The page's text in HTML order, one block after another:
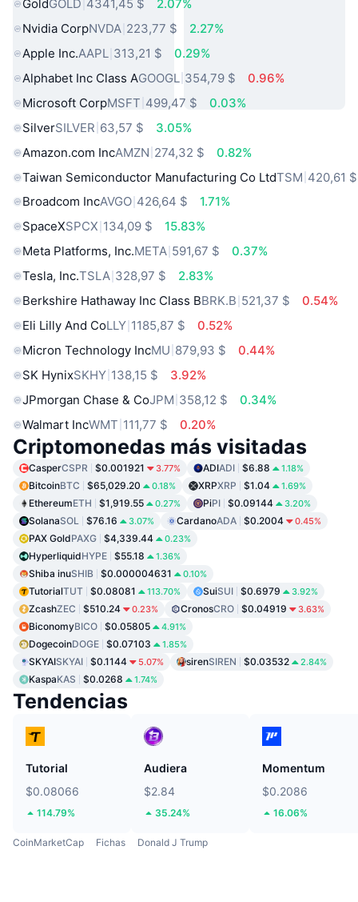
GoldGOLD 4341,45 $
2.07%
Nvidia CorpNVDA 223,77 $
2.27%
Apple Inc.AAPL 313,21 $
0.29%
Alphabet Inc Class AGOOGL 354,79 $
0.96%
Microsoft CorpMSFT 499,47 $
0.03%
SilverSILVER 63,57 $
3.05%
Amazon.com IncAMZN 274,32 $
0.82%
Taiwan Semiconductor Manufacturing Co LtdTSM 420,61 $
Broadcom IncAVGO 426,64 $
1.71%
SpaceXSPCX 134,09 $
15.83%
Meta Platforms, Inc.META 591,67 $
0.37%
Tesla, Inc.TSLA 328,97 $
2.83%
Berkshire Hathaway Inc Class BBRK.B 521,37 $
0.54%
Eli Lilly And CoLLY 1185,87 $
0.52%
Micron Technology IncMU 879,93 $
0.44%
SK HynixSKHY 138,15 $
3.92%
JPmorgan Chase & CoJPM 358,12 $
0.34%
Walmart IncWMT 111,77 $ 0.20%
Criptomonedas más visitadas
CasperCSPR $0.001921 3.77% ADIADI $6.88 1.18%
BitcoinBTC $65,029.20 0.18% XRPXRP $1.04 1.69%
EthereumETH $1,919.55 0.27% PiPI $0.09144 3.20%
SolanaSOL $76.16 3.07% CardanoADA $0.2004 0.45%
PAX GoldPAXG $4,339.44 0.23%
HyperliquidHYPE $55.18 1.36%
Shiba inuSHIB $0.000004631 0.10%
TutorialTUT $0.08081 113.70% SuiSUI $0.6979 3.92%
ZcashZEC $510.24 0.23% CronosCRO $0.04919 3.63%
BiconomyBICO $0.05805 4.91%
DogecoinDOGE $0.07103 1.85%
SKYAISKYAI $0.1144 5.07% sirenSIREN $0.03532 2.84%
KaspaKAS $0.0268 1.74%
Tendencias
Tutorial
$0.08066
114.79%
Audiera
$2.84
35.24%
Momentum
$0.2086
16.06%
CoinMarketCap Fichas Donald J Trump